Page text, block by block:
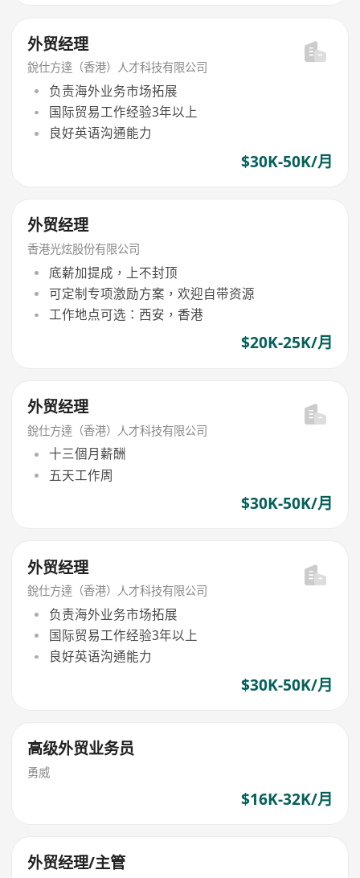
外贸经理
銳仕方達（香港）人才科技有限公司
负责海外业务市场拓展
国际贸易工作经验3年以上
良好英语沟通能力
$30K-50K/月
外贸经理
香港光炫股份有限公司
底薪加提成，上不封顶
可定制专项激励方案，欢迎自带资源
工作地点可选：西安，香港
$20K-25K/月
外贸经理
銳仕方達（香港）人才科技有限公司
十三個月薪酬
五天工作周
$30K-50K/月
外贸经理
銳仕方達（香港）人才科技有限公司
负责海外业务市场拓展
国际贸易工作经验3年以上
良好英语沟通能力
$30K-50K/月
高级外贸业务员
勇威
$16K-32K/月
外贸经理/主管